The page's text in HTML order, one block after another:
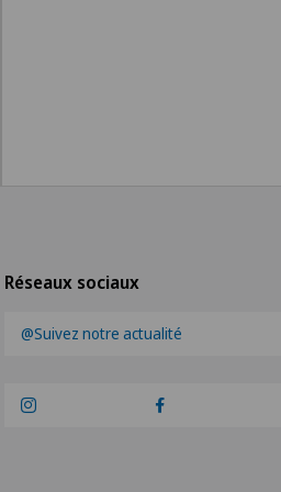
Réseaux sociaux
@Suivez notre actualité